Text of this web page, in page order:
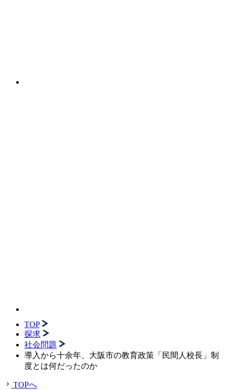
TOP
探求
社会問題
導入から十余年、大阪市の教育政策「民間人校長」制
度とは何だったのか
TOPへ